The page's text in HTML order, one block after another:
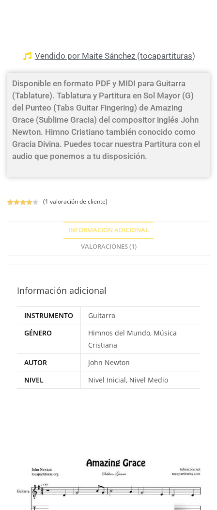
Vendido por Maite Sánchez (tocapartituras)
Disponible en formato PDF y MIDI para Guitarra
(Tablature). Tablatura y Partitura en Sol Mayor (G)
del Punteo (Tabs Guitar Fingering) de Amazing
Grace (Sublime Gracia) del compositor inglés John
Newton. Himno Cristiano también conocido como
Gracia Divina. Puedes tocar nuestra Partitura con el
audio que ponemos a tu disposición.
cliente
(1 valoración de cliente)
INFORMACIÓN ADICIONAL
VALORACIONES (1)
Información adicional
INSTRUMENTO
Guitarra
GÉNERO
Himnos del Mundo, Música
Cristiana
AUTOR
John Newton
NIVEL
Nivel Inicial, Nivel Medio